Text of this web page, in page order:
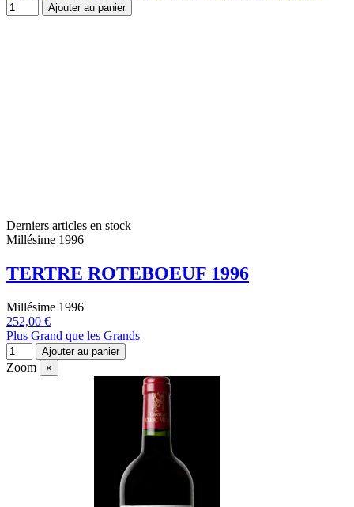
Ajouter au panier
Derniers articles en stock
Millésime 1996
TERTRE ROTEBOEUF 1996
Millésime 1996
252,00 €
Plus Grand que les Grands
Ajouter au panier
Zoom ×